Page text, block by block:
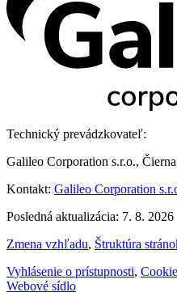
Technický prevádzkovateľ:
Galileo Corporation s.r.o.,
Kontakt: Galileo Corporation
Posledná aktualizácia: 7. 8. 2026
Zmena vzhľadu, Štruktúra
Vyhlásenie o prístupnosti,
Webové sídlo